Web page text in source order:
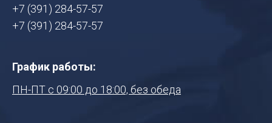
+7 (391) 284-57-57
+7 (391) 284-57-57
График работы:
ПН-ПТ с 09:00 до 18:00, без обеда